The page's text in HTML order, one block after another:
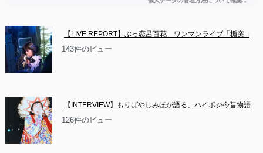
【LIVE REPORT】ぶっ恋呂百花　ワンマンライブ「楯突...
143件のビュー
【INTERVIEW】もりばやしみほが語る、ハイポジ今昔物語
126件のビュー